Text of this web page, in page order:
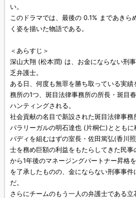
い。
このドラマでは、最後の 0.1% まであきら
く姿を描いた物語である。
＜あらすじ＞
深山大翔 (松本潤) は、お金にならない刑
乏弁護士。
ある日、何度も無罪を勝ち取っている実
務所の1つ、斑目法律事務所の所長・斑目
ハンティングされる。
社会貢献の名目で新設された斑目法律事
パラリーガルの明石達也 (片桐仁)とともに
バディを組むはずの室長・佐田篤弘(香川
士を務め巨額の利益をもたらしてきた民事
から1年後のマネージングパートナー昇格
を了承したものの、金にならない刑事事
だ。
さらにチームのもう一人の弁護士である